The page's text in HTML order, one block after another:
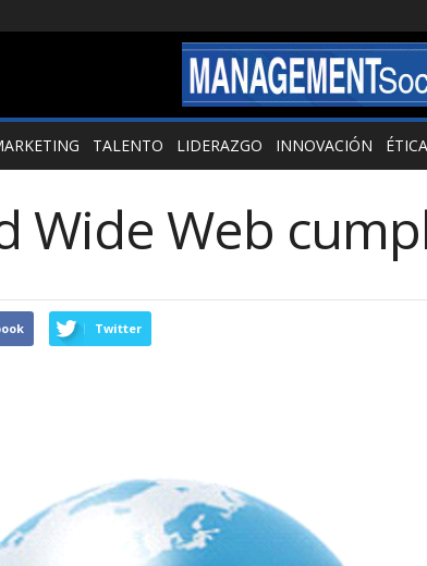
TALENTO LIDERAZGO INNOVACIÓN ÉTICA
Wide Web
Twitter